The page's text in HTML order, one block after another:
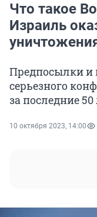
Что такое
Израиль
Предпосылки и
серьезного
за последние 50
10 октября 2023, 14:00